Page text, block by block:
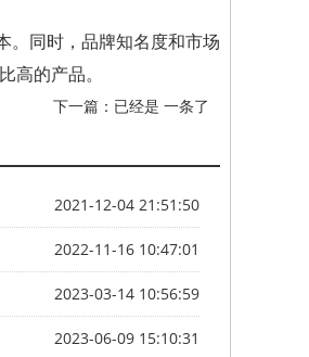
。同时，品牌知名度和市场
的产品。
下一篇：已经是 一条了
2021-12-04 21:51:50
2022-11-16 10:47:01
2023-03-14 10:56:59
2023-06-09 15:10:31